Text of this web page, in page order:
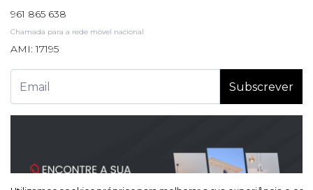
961 865 638
Chamada para a rede móvel nacional
AMI: 17195
Subscrever